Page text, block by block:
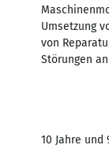
Umsetzung
von
Störungen
10 Jahre und